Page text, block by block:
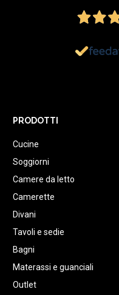
PRODOTTI
Cucine
Soggiorni
Camere da letto
Camerette
Divani
Tavoli e sedie
Bagni
Materassi e guanciali
Outlet